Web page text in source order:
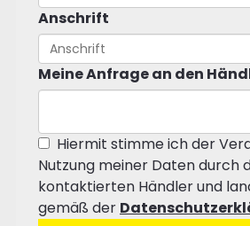
Anschrift
Meine Anfrage an den
Hiermit stimme ich der
Nutzung meiner Daten durch
kontaktierten Händler und
gemäß der